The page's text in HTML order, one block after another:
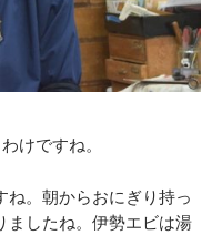
けですね。
。朝からおにぎり持っ
ましたね。伊勢エビは湯